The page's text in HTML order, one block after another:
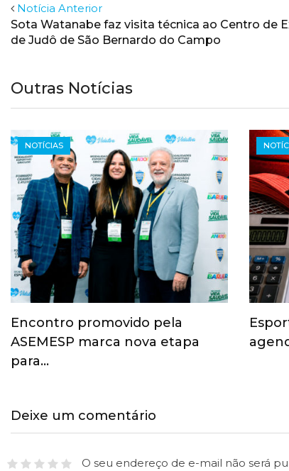
Notícia Anterior
Sota Watanabe faz visita técnica ao Centro de
de Judô de São Bernardo do Campo
Outras Notícias
NOTÍCIAS
Encontro promovido pela
ASEMESP marca nova etapa
para…
Deixe um comentário
O seu endereço de e-mail não será